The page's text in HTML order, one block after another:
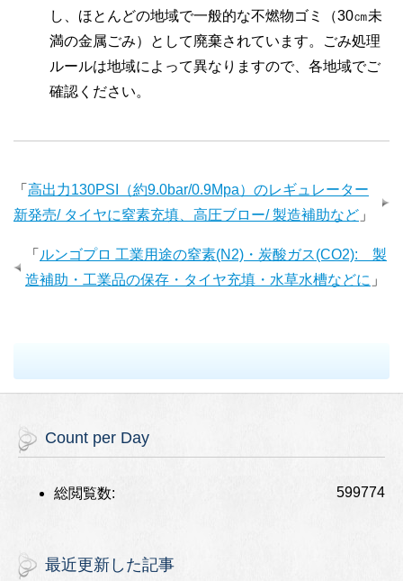
し、ほとんどの地域で一般的な不燃物ゴミ（30㎝未
満の金属ごみ）として廃棄されています。ごみ処理
ルールは地域によって異なりますので、各地域でご
確認ください。
「 高出力130PSI（約9.0bar/0.9Mpa）のレギュレーター
新発売/ タイヤに窒素充填、高圧ブロー/ 製造補助など 」
「 ルンゴプロ 工業用途の窒素(N2)・炭酸ガス(CO2): 製
造補助・工業品の保存・タイヤ充填・水草水槽などに 」
Count per Day
599774
総閲覧数:
最近更新した記事